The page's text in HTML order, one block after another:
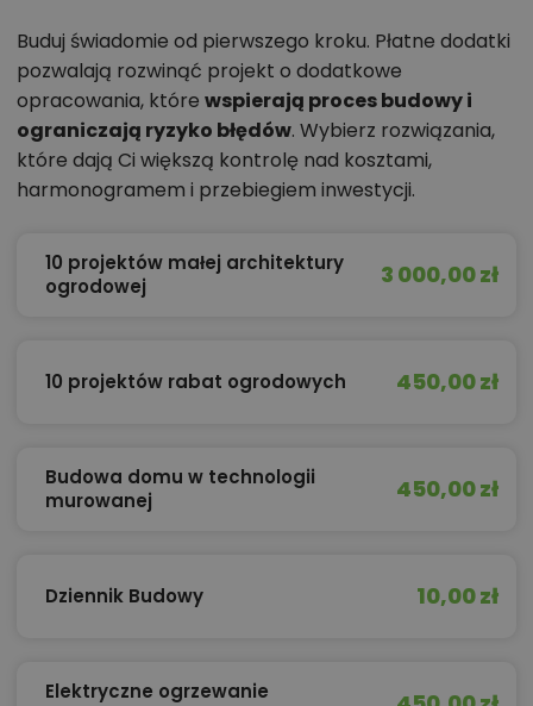
Buduj świadomie od pierwszego kroku. Płatne dodatki
pozwalają rozwinąć projekt o dodatkowe
opracowania, które wspierają proces budowy i
ograniczają ryzyko błędów. Wybierz rozwiązania,
które dają Ci większą kontrolę nad kosztami,
harmonogramem i przebiegiem inwestycji.
10 projektów małej architektury
ogrodowej
3 000,00 zł
10 projektów rabat ogrodowych 450,00 zł
Budowa domu w technologii
murowanej
450,00 zł
Dziennik Budowy 10,00 zł
Elektryczne ogrzewanie